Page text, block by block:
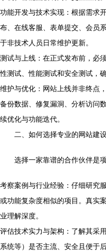
功能开发与技术实现：根据需求
布、在线客服、表单提交、会员
于非技术人员日常维护更新。
测试与上线：在正式发布前，必
性测试、性能测试和安全测试，
维护与优化：网站上线并非终点
备份数据、修复漏洞、分析访问
续优化与功能迭代。
二、如何选择专业的网站建
选择一家靠谱的合作伙伴是
考察案例与行业经验：仔细研究
或功能复杂度相似的项目。真实
业理解深度。
评估技术实力与架构：了解其采
系统等）是否主流、安全且便于